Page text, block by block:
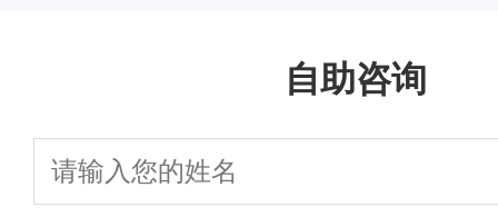
自助咨询